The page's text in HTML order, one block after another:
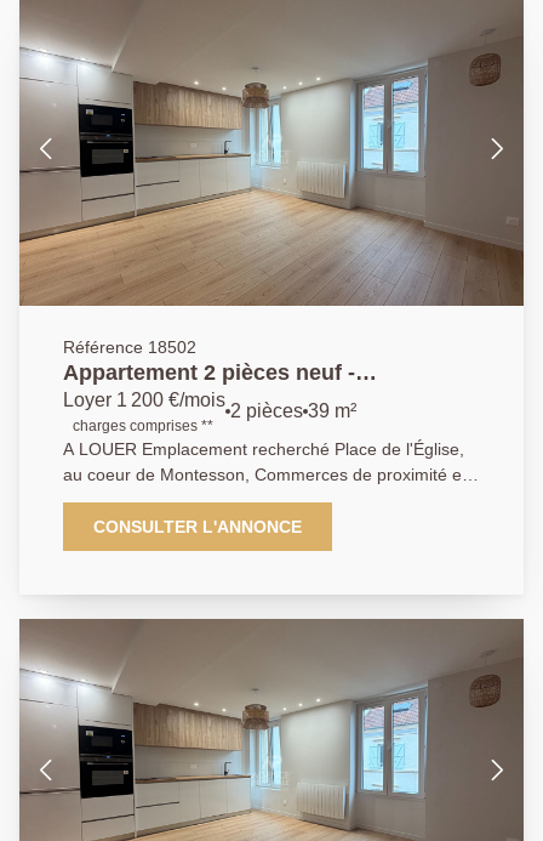
Référence 18502
Appartement 2 pièces neuf -
MONTESSON Centre Secteur Village
Loyer 1 200 €/mois
charges comprises **
2 pièces 39 m²
A LOUER Emplacement recherché Place de l'Église,
au coeur de Montesson, Commerces de proximité et
transports accessibles à quelques minutes à pied , bel
appartement 2 pièces, entièrement rénové avec des
prestations de qualité, proposé en première mise en
production eau chaude individuel électrique . Les
lignes de bus accessibles à quelques minutes
permettent de rejoindre rapidement la gare RER A du
Vésinet ? Le Pecq ou de Sartrouville facilitant les
déplacements vers La Défense et Paris. Disponible le
1er septembre 2026. Loyer: 1 200 € charges
comprises Dépôt de garantie : 1150 € Honoraires
CONSULTER L'ANNONCE